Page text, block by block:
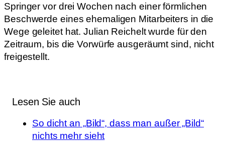
Springer vor drei Wochen nach einer förmlichen
Beschwerde eines ehemaligen Mitarbeiters in die
Wege geleitet hat. Julian Reichelt wurde für den
Zeitraum, bis die Vorwürfe ausgeräumt sind, nicht
freigestellt.
Lesen Sie auch
So dicht an „Bild“, dass man außer „Bild“
nichts mehr sieht